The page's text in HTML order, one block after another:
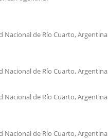
Nacional de Río Cuarto, Argentina
Nacional de Río Cuarto, Argentina
Nacional de Río Cuarto, Argentina
Nacional de Río Cuarto, Argentina